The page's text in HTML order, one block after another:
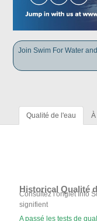
Join Swim For Water
Qualité de l'eau
Historical Qualité
Consultez l'onglet Info
signifient
A passé les tests de